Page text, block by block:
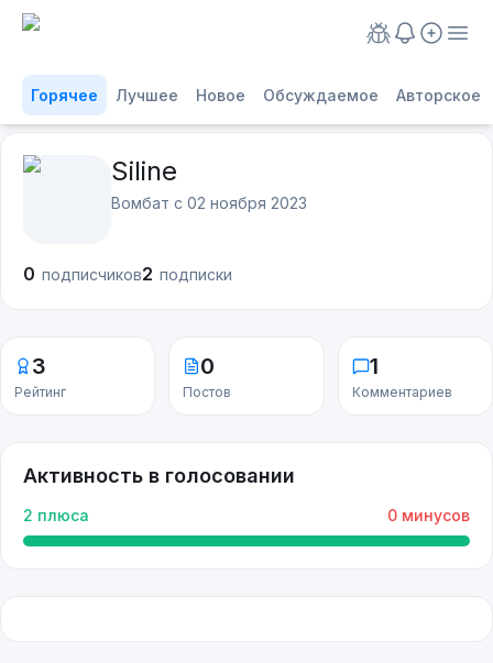
Горячее Лучшее Новое Обсуждаемое Авторское
Siline
Вомбат с 02 ноября 2023
0 подписчиков2 подписки
3
Рейтинг
0
Постов
1
Комментариев
Активность в голосовании
2 плюса 0 минусов